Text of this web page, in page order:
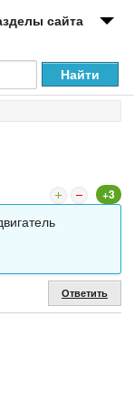
сайта
+3
Ответить